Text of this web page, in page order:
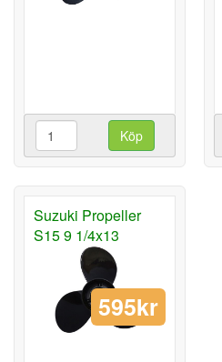
Köp
Suzuki Propeller
S15 9 1/4x13
595kr